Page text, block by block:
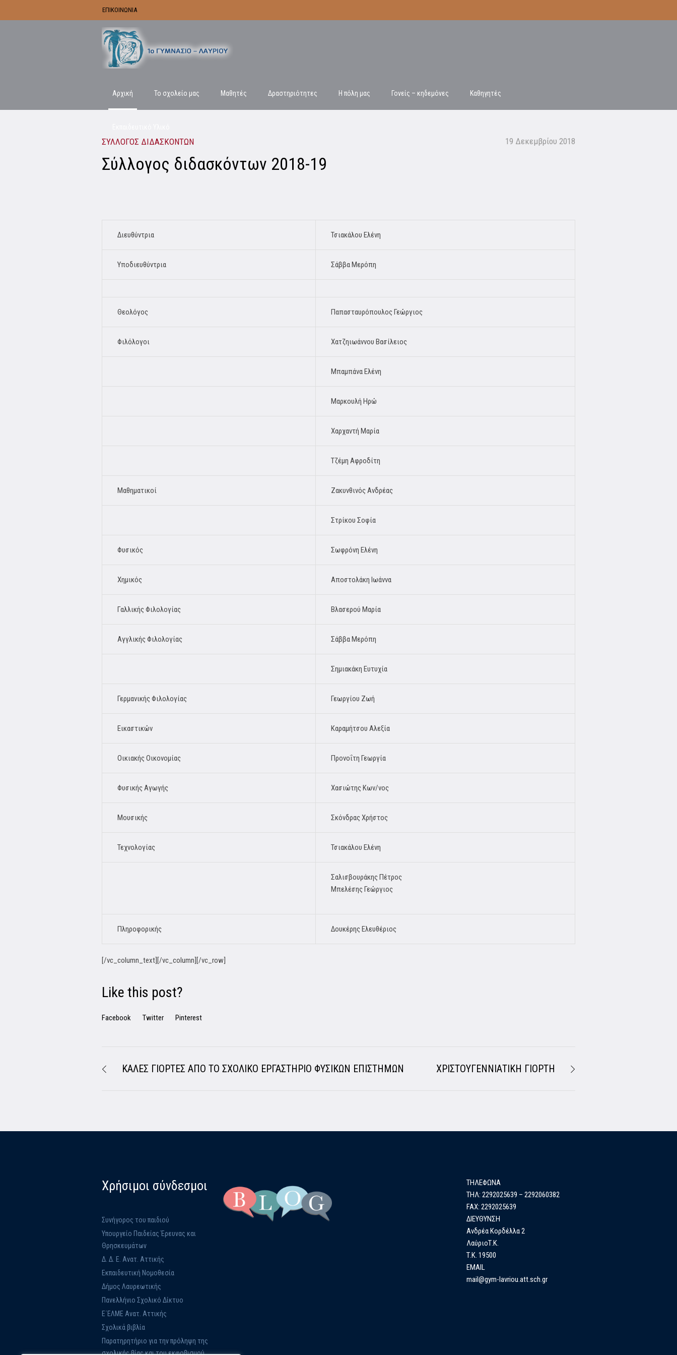
ΕΠΙΚΟΙΝΩΝΙΑ
Αρχική Το σχολείο μας Μαθητές Δραστηριότητες Η πόλη μας Γονείς – κηδεμόνες Καθηγητές
19 Δεκεμβρίου 2018
ΣΥΛΛΟΓΟΣ ΔΙΔΑΣΚΟΝΤΩΝ
Σύλλογος διδασκόντων 2018-19
Διευθύντρια Τσιακάλου Ελένη
Υποδιευθύντρια Σάββα Μερόπη
Θεολόγος Παπασταυρόπουλος Γεώργιος
Φιλόλογοι Χατζηιωάννου Βασίλειος
Μπαμπάνα Ελένη
Μαρκουλή Ηρώ
Χαρχαντή Μαρία
Τζέμη Αφροδίτη
Μαθηματικοί Ζακυνθινός Ανδρέας
Στρίκου Σοφία
Φυσικός Σωφρόνη Ελένη
Χημικός Αποστολάκη Ιωάννα
Γαλλικής Φιλολογίας Βλασερού Μαρία
Αγγλικής Φιλολογίας Σάββα Μερόπη
Σημιακάκη Ευτυχία
Γερμανικής Φιλολογίας Γεωργίου Ζωή
Εικαστικών Καραμήτσου Αλεξία
Οικιακής Οικονομίας Προνοΐτη Γεωργία
Φυσικής Αγωγής Χασιώτης Κων/νος
Μουσικής Σκόνδρας Χρήστος
Τεχνολογίας Τσιακάλου Ελένη
Σαλισβουράκης Πέτρος
Μπελέσης Γεώργιος
Πληροφορικής Δουκέρης Ελευθέριος
[/vc_column_text][/vc_column][/vc_row]
Like this post?
Facebook Twitter Pinterest
ΚΑΛΕΣ ΓΙΟΡΤΕΣ ΑΠΟ ΤΟ ΣΧΟΛΙΚΟ ΕΡΓΑΣΤΗΡΙΟ ΦΥΣΙΚΩΝ ΕΠΙΣΤΗΜΩΝ ΧΡΙΣΤΟΥΓΕΝΝΙΑΤΙΚΗ ΓΙΟΡΤΗ
Χρήσιμοι σύνδεσμοι
Συνήγορος του παιδιού
Υπουργείο Παιδείας Έρευνας και
Θρησκευμάτων
Δ. Δ. Ε. Ανατ. Αττικής
Εκπαιδευτική Νομοθεσία
Δήμος Λαυρεωτικής
Πανελλήνιο Σχολικό Δίκτυο
Ε΄ΕΛΜΕ Ανατ. Αττικής
Σχολικά βιβλία
Παρατηρητήριο για την πρόληψη της
σχολικής βίας και του εκφοβισμού
ΤΗΛΕΦΩΝΑ
ΤΗΛ: 2292025639 – 2292060382
FAX: 2292025639
ΔΙΕΥΘΥΝΣΗ
Ανδρέα Κορδέλλα 2
ΛαύριοΤ.Κ.
Τ.Κ. 19500
EMAIL
mail@gym-lavriou.att.sch.gr